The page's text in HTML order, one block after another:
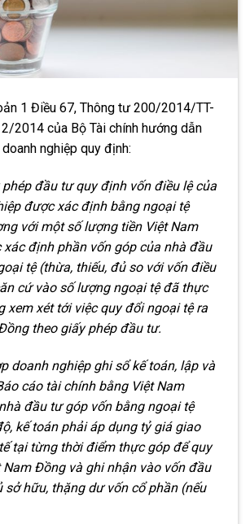
1 Điều 67, Thông tư 200/2014/TT-
2014 của Bộ Tài chính hướng dẫn
nghiệp quy định:
phép đầu tư quy định vốn điều lệ của
được xác định bằng ngoại tệ
với một số lượng tiền Việt Nam
xác định phần vốn góp của nhà đầu
tệ (thừa, thiếu, đủ so với vốn điều
cứ vào số lượng ngoại tệ đã thực
xem xét tới việc quy đổi ngoại tệ ra
theo giấy phép đầu tư.
doanh nghiệp ghi sổ kế toán, lập và
cáo tài chính bằng Việt Nam
đầu tư góp vốn bằng ngoại tệ
kế toán phải áp dụng tỷ giá giao
tại từng thời điểm thực góp để quy
Nam Đồng và ghi nhận vào vốn đầu
sở hữu, thặng dư vốn cổ phần (nếu